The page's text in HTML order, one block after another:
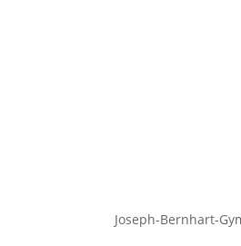
Joseph-Bernhart-